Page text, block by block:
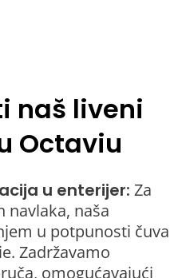
naš liveni
Octaviu
u enterijer: Za
navlaka, naša
u potpunosti čuva
Zadržavamo
omogućavajući